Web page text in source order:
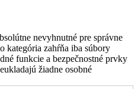
nevyhnutné pre správne
kategória zahŕňa iba súbory
funkcie a bezpečnostné prvky
žiadne osobné